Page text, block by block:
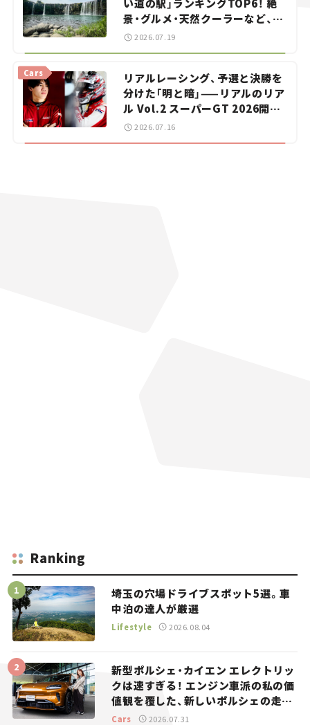
い道の駅」ランキングTOP6！ 絶
景・グルメ・天然クーラーなど、避
暑におすすめのスポットを紹介
2026.07.19
リアルレーシング、予選と決勝を
分けた「明と暗」——リアルのリア
ル Vol.2 スーパーGT 2026開幕
戦 岡山国際サーキット
Cars
2026.07.16
Ranking
埼玉の穴場ドライブスポット5選。車
中泊の達人が厳選
Lifestyle 2026.08.04
新型ポルシェ・カイエン エレクトリッ
クは速すぎる！ エンジン車派の私の価
値観を覆した、新しいポルシェの走
り。
Cars 2026.07.31